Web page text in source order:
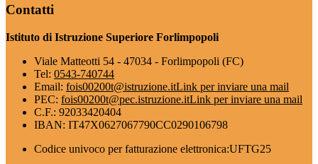
Contatti
Istituto di Istruzione Superiore Forlimpopoli
Viale Matteotti 54 - 47034 - Forlimpopoli (FC)
Tel: 0543-740744
Email: fois00200t@istruzione.itLink per inviare una mail
PEC: fois00200t@pec.istruzione.itLink per inviare una mail
C.F.: 92033420404
IBAN: IT47X0627067790CC0290106798
Codice univoco per fatturazione elettronica:UFTG25